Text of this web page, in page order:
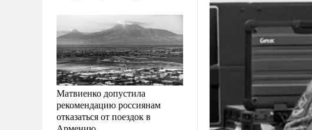
Матвиенко допустила
рекомендацию россиянам
отказаться от поездок в